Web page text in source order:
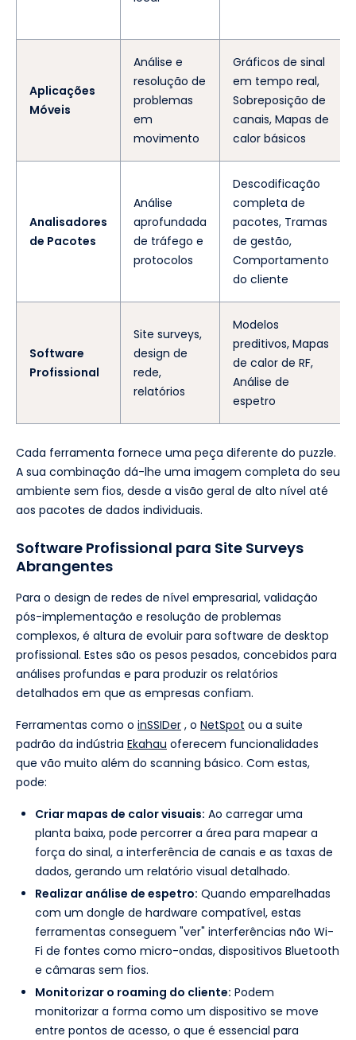
Aplicações
Móveis
Análise e
resolução de
problemas
em
movimento
Gráficos de sinal
em tempo real,
Sobreposição de
canais, Mapas de
calor básicos
Analisadores
de Pacotes
Análise
aprofundada
de tráfego e
protocolos
Descodificação
completa de
pacotes, Tramas
de gestão,
Comportamento
do cliente
Software
Profissional
Site surveys,
design de
rede,
relatórios
Modelos
preditivos, Mapas
de calor de RF,
Análise de
espetro
Cada ferramenta fornece uma peça diferente do puzzle.
A sua combinação dá-lhe uma imagem completa do seu
ambiente sem fios, desde a visão geral de alto nível até
aos pacotes de dados individuais.
Software Profissional para Site Surveys
Abrangentes
Para o design de redes de nível empresarial, validação
pós-implementação e resolução de problemas
complexos, é altura de evoluir para software de desktop
profissional. Estes são os pesos pesados, concebidos para
análises profundas e para produzir os relatórios
detalhados em que as empresas confiam.
Ferramentas como o inSSIDer , o NetSpot ou a suite
padrão da indústria Ekahau oferecem funcionalidades
que vão muito além do scanning básico. Com estas,
pode:
Criar mapas de calor visuais: Ao carregar uma
planta baixa, pode percorrer a área para mapear a
força do sinal, a interferência de canais e as taxas de
dados, gerando um relatório visual detalhado.
Realizar análise de espetro: Quando emparelhadas
com um dongle de hardware compatível, estas
ferramentas conseguem "ver" interferências não Wi-
Fi de fontes como micro-ondas, dispositivos Bluetooth
e câmaras sem fios.
Monitorizar o roaming do cliente: Podem
monitorizar a forma como um dispositivo se move
entre pontos de acesso, o que é essencial para